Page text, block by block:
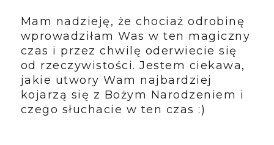
Mam nadzieję, że chociaż odrobinę
wprowadziłam Was w ten magiczny
czas i przez chwilę oderwiecie się
od rzeczywistości. Jestem ciekawa,
jakie utwory Wam najbardziej
kojarzą się z Bożym Narodzeniem i
czego słuchacie w ten czas :)